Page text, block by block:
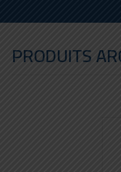
PRODUITS